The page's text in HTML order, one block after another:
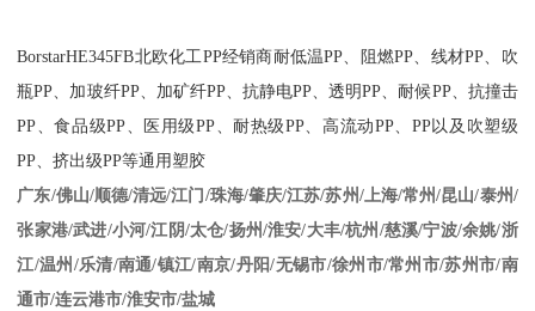
BorstarHE345FB北欧化工PP经销商耐低温PP、阻燃PP、线材PP、吹
瓶PP、加玻纤PP、加矿纤PP、抗静电PP、透明PP、耐候PP、抗撞击
PP、食品级PP、医用级PP、耐热级PP、高流动PP、 PP以及吹塑级
PP、挤出级PP等通用塑胶
广东/佛山/顺德/清远/江门/珠海/肇庆/江苏/苏州/上海/常州/昆山/泰州/
张家港/武进/小河/江阴/太仓/扬州/淮安/大丰/杭州/慈溪/宁波/余姚/浙
江/温州/乐清/南通/镇江/南京/丹阳/无锡市/徐州市/常州市/苏州市/南
通市/连云港市/淮安市/盐城